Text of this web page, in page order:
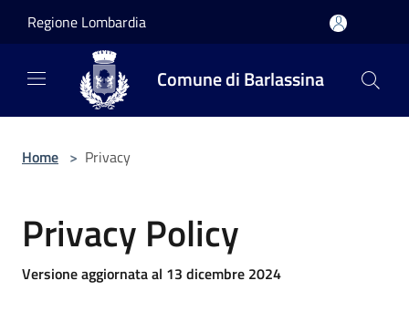
Regione Lombardia
Comune di Barlassina
Home > Privacy
Privacy Policy
Versione aggiornata al 13 dicembre 2024